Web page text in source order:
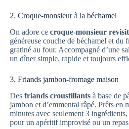
2. Croque-monsieur à la béchamel
On adore ce croque-monsieur
généreuse couche de béchamel et du
gratiné au four. Accompagné d’une
un dîner simple, rapide et toujours
3. Friands jambon-fromage maison
Des friands croustillants à base de
jambon et d’emmental râpé. Prêts en
minutes avec seulement 3
pour un apéritif improvisé ou un repas